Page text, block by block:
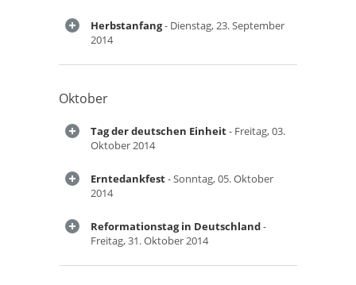
Herbstanfang- Dienstag, 23. September
2014
Oktober
Tag der deutschen Einheit- Freitag, 03.
Oktober 2014
Erntedankfest- Sonntag, 05. Oktober
2014
Reformationstag in Deutschland-
Freitag, 31. Oktober 2014